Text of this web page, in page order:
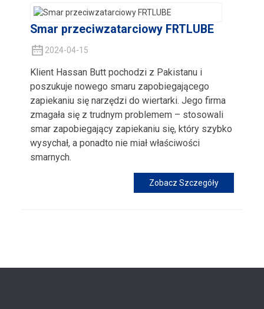
Smar przeciwzatarciowy FRTLUBE
2024-04-15
Klient Hassan Butt pochodzi z Pakistanu i
poszukuje nowego smaru zapobiegającego
zapiekaniu się narzędzi do wiertarki. Jego firma
zmagała się z trudnym problemem – stosowali
smar zapobiegający zapiekaniu się, który szybko
wysychał, a ponadto nie miał właściwości
smarnych.
Zobacz Szczegóły